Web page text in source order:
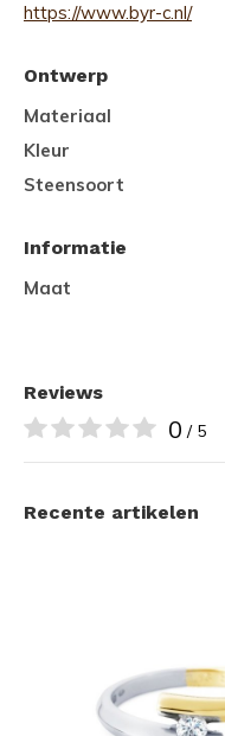
https://www.byr-c.nl/
Ontwerp
Materiaal
Kleur
Steensoort
Informatie
Maat
Reviews
0 / 5
Recente artikelen